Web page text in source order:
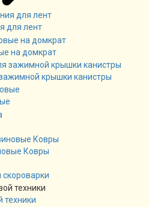
для лент
на домкрат
крышки канистры
Ковры
техники